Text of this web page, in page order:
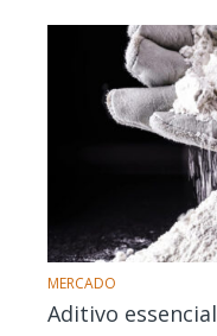
MERCADO
Aditivo